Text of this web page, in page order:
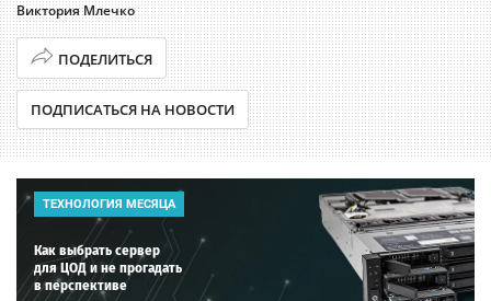
Виктория Млечко
ПОДЕЛИТЬСЯ
ПОДПИСАТЬСЯ НА НОВОСТИ
ТЕХНОЛОГИЯ МЕСЯЦА
Как выбрать сервер
для ЦОД и не прогадать
в перспективе